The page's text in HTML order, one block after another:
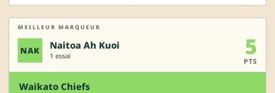
MEILLEUR MARQUEUR
NAK Naitoa Ah Kuoi
1 essai 5
PTS
Waikato Chiefs